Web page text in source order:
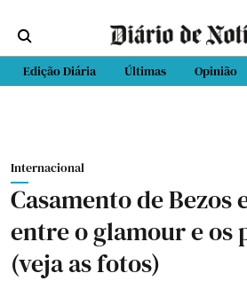
Edição Diária Últimas Opinião
Internacional
Casamento de Bezos
entre o glamour e os
(veja as fotos)